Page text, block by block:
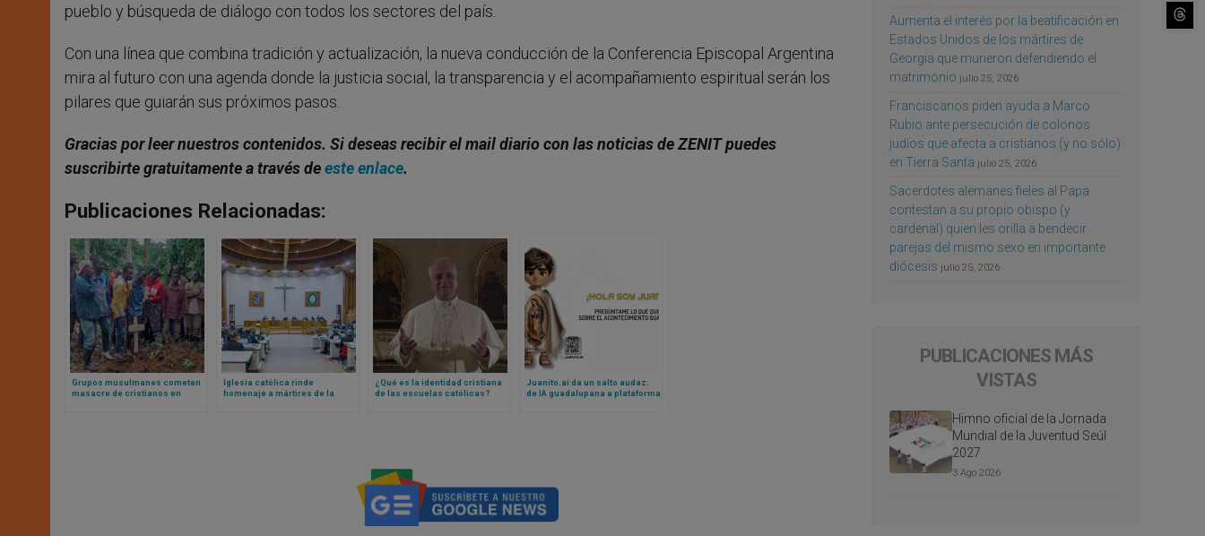
pueblo y búsqueda de diálogo con todos los sectores del país.
Con una línea que combina tradición y actualización, la nueva conducción de la Conferencia Episcopal Argentina
mira al futuro con una agenda donde la justicia social, la transparencia y el acompañamiento espiritual serán los
pilares que guiarán sus próximos pasos.
Gracias por leer nuestros contenidos. Si deseas recibir el mail diario con las noticias de ZENIT puedes
suscribirte gratuitamente a través deeste enlace.
Publicaciones Relacionadas:
Grupos musulmanes cometen
masacre de cristianos en
Iglesia católica rinde
homenaje a mártires de la
¿Qué es la identidad cristiana
de las escuelas católicas?
Juanito.ai da un salto audaz:
de IA guadalupana a plataforma
Aumenta el interés por la beatificación en
Estados Unidos de los mártires de
Georgia que murieron defendiendo el
matrimonio julio 25, 2026
Franciscanos piden ayuda a Marco
Rubio ante persecución de colonos
judíos que afecta a cristianos (y no sólo)
en Tierra Santa julio 25, 2026
Sacerdotes alemanes fieles al Papa
contestan a su propio obispo (y
cardenal) quien les orilla a bendecir
parejas del mismo sexo en importante
diócesis julio 25, 2026
PUBLICACIONES MÁS
VISTAS
Himno oficial de la Jornada
Mundial de la Juventud Seúl
2027
3 Ago 2026